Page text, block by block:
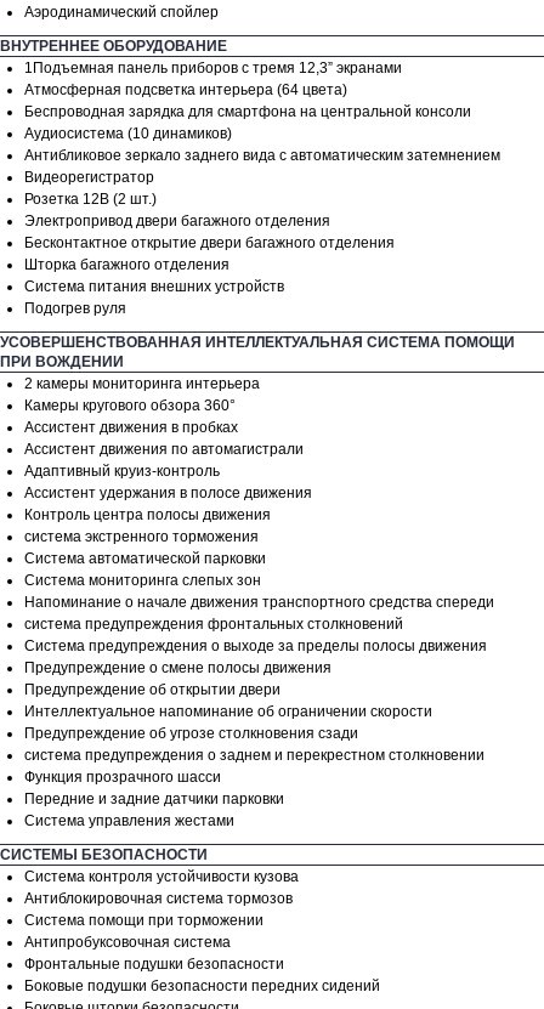
Аэродинамический спойлер
ВНУТРЕННЕЕ ОБОРУДОВАНИЕ
1Подъемная панель приборов с тремя 12,3” экранами
Атмосферная подсветка интерьера (64 цвета)
Беспроводная зарядка для смартфона на центральной консоли
Аудиосистема (10 динамиков)
Антибликовое зеркало заднего вида с автоматическим затемнением
Видеорегистратор
Розетка 12В (2 шт.)
Электропривод двери багажного отделения
Бесконтактное открытие двери багажного отделения
Шторка багажного отделения
Система питания внешних устройств
Подогрев руля
УСОВЕРШЕНСТВОВАННАЯ ИНТЕЛЛЕКТУАЛЬНАЯ СИСТЕМА ПОМОЩИ
ПРИ ВОЖДЕНИИ
2 камеры мониторинга интерьера
Камеры кругового обзора 360°
Ассистент движения в пробках
Ассистент движения по автомагистрали
Адаптивный круиз-контроль
Ассистент удержания в полосе движения
Контроль центра полосы движения
система экстренного торможения
Система автоматической парковки
Система мониторинга слепых зон
Напоминание о начале движения транспортного средства спереди
система предупреждения фронтальных столкновений
Система предупреждения о выходе за пределы полосы движения
Предупреждение о смене полосы движения
Предупреждение об открытии двери
Интеллектуальное напоминание об ограничении скорости
Предупреждение об угрозе столкновения сзади
система предупреждения о заднем и перекрестном столкновении
Функция прозрачного шасси
Передние и задние датчики парковки
Система управления жестами
СИСТЕМЫ БЕЗОПАСНОСТИ
Система контроля устойчивости кузова
Антиблокировочная система тормозов
Система помощи при торможении
Антипробуксовочная система
Фронтальные подушки безопасности
Боковые подушки безопасности передних сидений